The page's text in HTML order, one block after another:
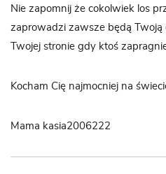
Nie zapomnij że cokolwiek los
zaprowadzi zawsze będą Twoją
Twojej stronie gdy ktoś
Kocham Cię najmocniej na
Mama kasia2006222